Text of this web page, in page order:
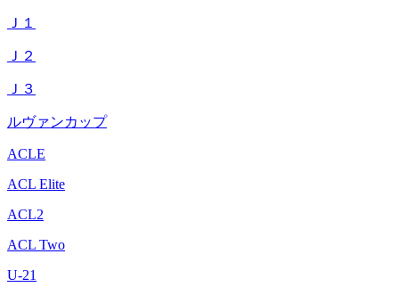
Ｊ１
Ｊ２
Ｊ３
ルヴァンカップ
ACLE
ACL Elite
ACL2
ACL Two
U-21